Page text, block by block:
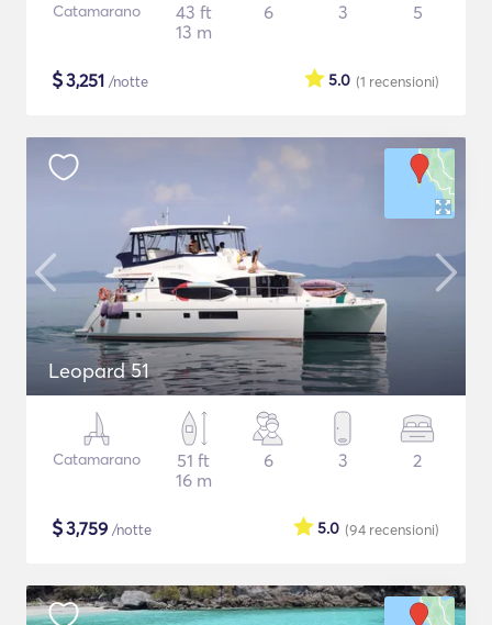
Catamarano
43 ft
13 m
6 3 5
$3,251 /notte (1 recensioni)
5.0
Leopard 51
Catamarano
51 ft
16 m
6 3 2
$3,759 /notte (94 recensioni)
5.0